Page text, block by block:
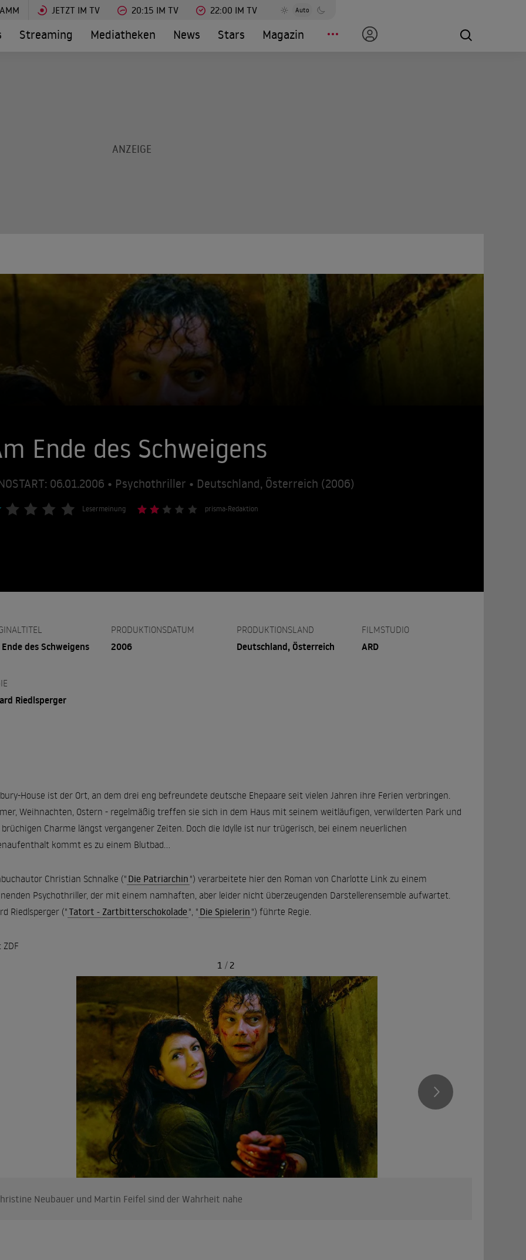
JETZT IM TV 20:15 IM TV 22:00 IM TV Auto
Streaming Mediatheken News Stars Magazin
Ende des Schweigens
06.01.2006 • Psychothriller • Deutschland, Österreich (2006)
Lesermeinung prisma-Redaktion
des Schweigens
PRODUKTIONSDATUM
2006
PRODUKTIONSLAND
Deutschland, Österreich
FILMSTUDIO
ARD
Riedlsperger
House ist der Ort, an dem drei eng befreundete deutsche Ehepaare seit vielen Jahren ihre Ferien verbringen.
Weihnachten, Ostern - regelmäßig treffen sie sich in dem Haus mit seinem weitläufigen, verwilderten Park und
Charme längst vergangener Zeiten. Doch die Idylle ist nur trügerisch, bei einem neuerlichen
kommt es zu einem Blutbad...
Christian Schnalke (" Die Patriarchin ") verarbeitete hier den Roman von Charlotte Link zu einem
Psychothriller, der mit einem namhaften, aber leider nicht überzeugenden Darstellerensemble aufwartet.
Riedlsperger ("Tatort - Zartbitterschokolade ", " Die Spielerin ") führte Regie.
ZDF
Neubauer und Martin Feifel sind der Wahrheit nahe
1 / 2